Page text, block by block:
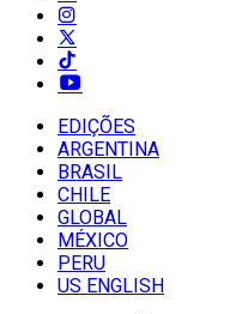
EDIÇÕES
ARGENTINA
BRASIL
CHILE
GLOBAL
MÉXICO
PERU
US ENGLISH